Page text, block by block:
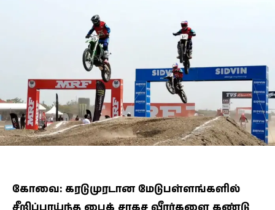
கோவை: கரடுமுரடான மேடுபள்ளங்களில்